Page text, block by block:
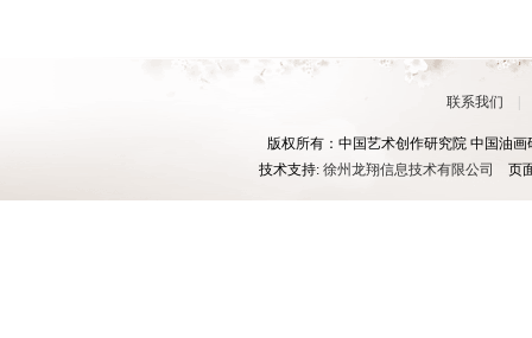
联系我们
版权所有：中国艺术创作研究院 中国油
技术支持: 徐州龙翔信息技术有限公司 页